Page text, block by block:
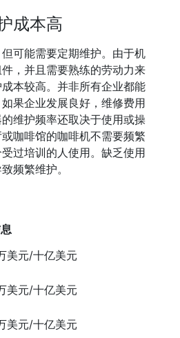
成本高
可能需要定期维护。由于机
，并且需要熟练的劳动力来
本较高。并非所有企业都能
果企业发展良好，维修费用
维护频率还取决于使用或操
咖啡馆的咖啡机不需要频繁
过培训的人使用。缺乏使用
频繁维护。
美元/十亿美元
美元/十亿美元
美元/十亿美元